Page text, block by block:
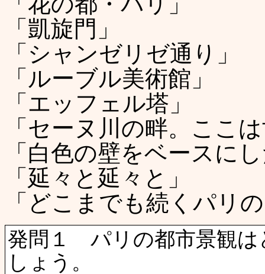
「凱旋門」
「シャンゼリゼ通り」
「ルーブル美術館」
「エッフェル塔」
「セーヌ川の畔。ここ
「白色の壁をベースに
「延々と延々と」
「どこまでも続くパリ
発問１ パリの都市景観は
しょう。